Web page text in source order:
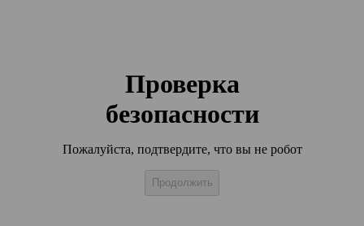
Проверка
безопасности
Пожалуйста, подтвердите, что вы не робот
Продолжить